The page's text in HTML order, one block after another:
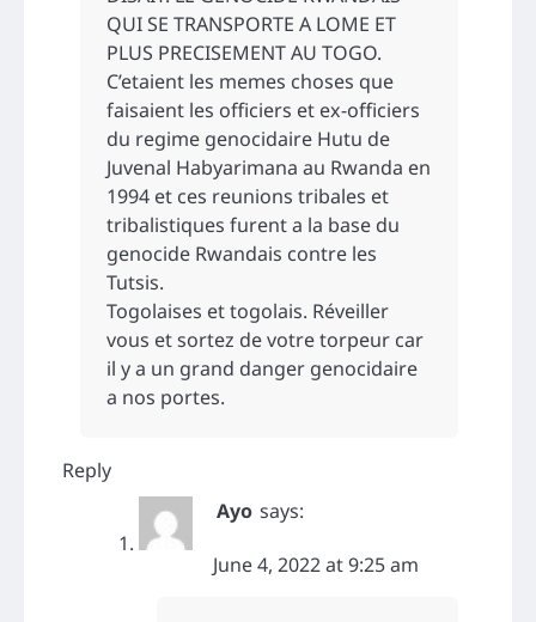
QUI SE TRANSPORTE A LOME ET
PLUS PRECISEMENT AU TOGO.
C’etaient les memes choses que
faisaient les officiers et ex-officiers
du regime genocidaire Hutu de
Juvenal Habyarimana au Rwanda en
1994 et ces reunions tribales et
tribalistiques furent a la base du
genocide Rwandais contre les
Tutsis.
Togolaises et togolais. Réveiller
vous et sortez de votre torpeur car
il y a un grand danger genocidaire
a nos portes.
Reply
Ayo says:
June 4, 2022 at 9:25 am